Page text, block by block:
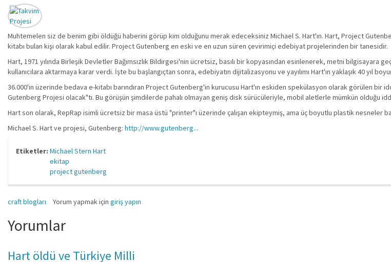
Muhtemelen siz de benim gibi öldüğü haberini görüp kim olduğunu merak edeceksiniz Michael S. Hart'ın. Hart, Project
kitabı bulan kişi olarak kabul edilir. Project Gutenberg en eski ve en uzun süren çevirimiçi edebiyat projelerinden bir tanesidir.
Hart, 1971 yılında Birleşik Devletler Bağımsızlık Bildirgesi'nin ücretsiz, basılı bir kopyasından esinlenerek, metni bilgisayara
kullanıcılara aktarmaya karar verdi. İşte bu başlangıçtan sonra, edebiyatın dijitalizasyonu ve yayılımı Hart'ın yaklaşık 40 yıl
36.000'in üzerinde bedava e-kitabı barındıran Project Gutenberg'in kurucusu Hart'ın eskiden spekülasyon olarak görülen bir
Gutenberg Projesi olacak"tı. Bu görüşün şimdilerde pahalı olmayan geniş disk sürücüleriyle, mobil aletlerle mümkün olduğu
Hart son olarak, RepRap isimli ücretsiz bir masa üstü "printer"ı üzerinde çalışan ekipteymiş, ama üç boyutlu plastik nesneler
Michael S. Hart ve projesi, Gutenberg: http://www.gutenberg...
Etiketler: Michael Stern Hart
ekitap
project gutenberg
craft blogları Yorum yapmak için giriş yapın
Yorumlar
Hart öldü ve Türkiye Milli